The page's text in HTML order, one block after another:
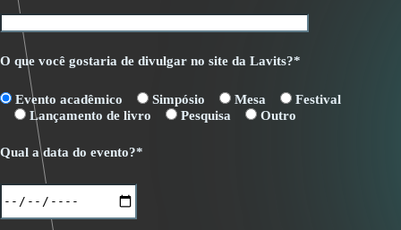
O que você gostaria de divulgar no site da Lavits?*
Evento acadêmico Simpósio Mesa
Festival
Lançamento de livro
Pesquisa Outro
Qual a data do evento?*